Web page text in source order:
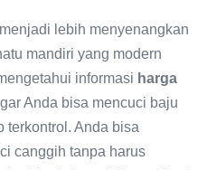
lebih menyenangkan
mandiri yang modern
informasi harga
Anda bisa mencuci baju
terkontrol. Anda bisa
canggih tanpa harus